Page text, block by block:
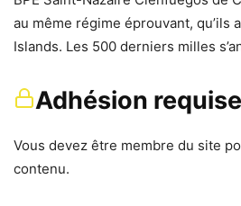
au même régime éprouvant, qu’ils
Islands. Les 500 derniers milles
Adhésion requise
Vous devez être membre du site
contenu.